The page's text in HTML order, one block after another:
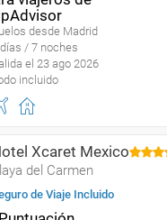
desde Madrid
/ 7 noches
el 23 ago 2026
incluido
Xcaret Mexico
del Carmen
de Viaje Incluido